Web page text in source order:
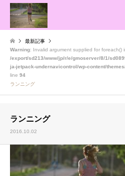
最新記事
Warning: Invalid argument supplied for foreach()
/export/sd213/www/jp/r/e/gmoserver/8/1/
ja-jetpack-undernavicontrol/wp-content/
line 94
ランニング
ランニング
2016.10.02